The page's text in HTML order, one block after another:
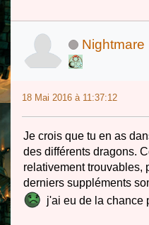
Nightmare
18 Mai 2016 à 11:37:12
Je crois que tu en as
des différents dragons.
relativement trouvables,
derniers suppléments
j'ai eu de la chance